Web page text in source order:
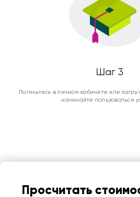
Шаг 3
Логиньтесь в личном кабинете или
начинайте пользоваться
Просчитать